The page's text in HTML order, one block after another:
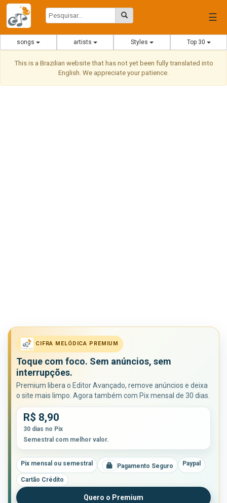
☰
songs artists Styles Top 30
This is a Brazilian website that has not yet been fully translated into
English. We appreciate your patience.
CIFRA MELÓDICA PREMIUM
Toque com foco. Sem anúncios, sem
interrupções.
Premium libera o Editor Avançado, remove anúncios e deixa
o site mais limpo. Agora também com Pix mensal de 30 dias.
R$ 8,90
30 dias no Pix
Semestral com melhor valor.
Pix mensal ou semestral Pagamento Seguro Paypal
Cartão Crédito
Quero o Premium